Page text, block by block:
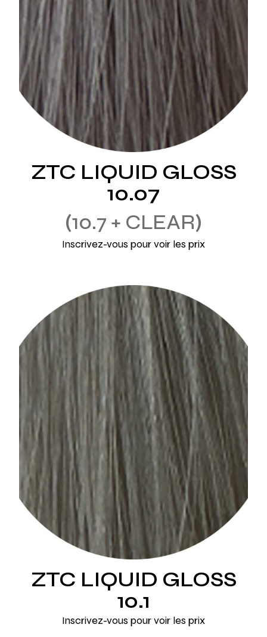
ZTC LIQUID GLOSS
10.07
10.7 + CLEAR
Inscrivez-vous pour voir les prix
ZTC LIQUID GLOSS
10.1
Inscrivez-vous pour voir les prix